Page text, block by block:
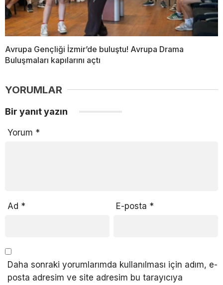
Avrupa Gençliği İzmir’de buluştu! Avrupa Drama
Buluşmaları kapılarını açtı
YORUMLAR
Bir yanıt yazın
Yorum *
Ad * E-posta *
Daha sonraki yorumlarımda kullanılması için adım, e-
posta adresim ve site adresim bu tarayıcıya